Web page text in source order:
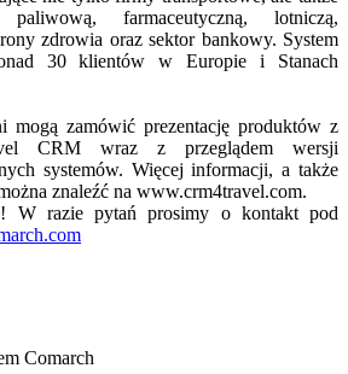
farmaceutyczną, lotniczą,
zdrowia oraz sektor bankowy. System
30 klientów w Europie i Stanach
mogą zamówić prezentację produktów z
CRM wraz z przeglądem wersji
systemów. Więcej informacji, a także
znaleźć na www.crm4travel.com.
W razie pytań prosimy o kontakt pod
Comarch